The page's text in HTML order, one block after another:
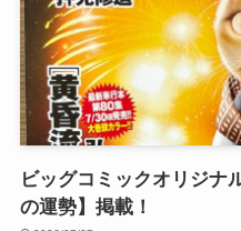
ビッグコミックオリジナ
の運勢】掲載！